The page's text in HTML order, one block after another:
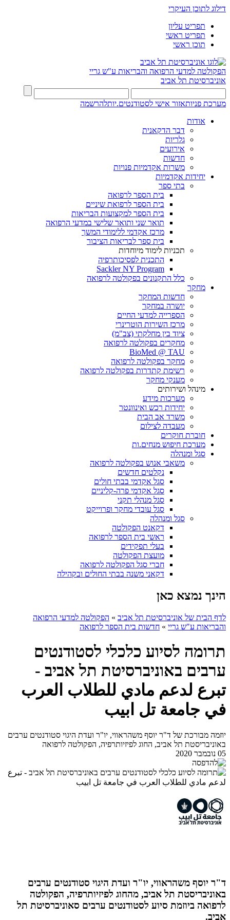
דילוג לתוכן העיקרי
תפריט עליון
תפריט ראשי
תוכן ראשי
הפקולטה למדעי הרפואה והבריאות ע"ש גריי
אוניברסיטת תל אביב
מערכת פניותאזור אישי לסטודנטים.יותלהרשמה
אודות
דבר הדקאנית
גלריות
אירועים
חדשות
משרות אקדמיות פנויות
יחידות אקדמיות
בתי ספר
בית הספר לרפואה
בית הספר לרפואת שיניים
בית הספר למקצועות הבריאות
תואר שני ותואר שלישי במדעי הרפואה
מרכז אקדמי ללימודי המשך
בית ספר לבריאות הציבור
תכניות לימוד מיוחדות
התכנית לפסיכותרפיה
Sackler NY Program
כלל התקנונים בפקולטה לרפואה
מחקר
חדשות המחקר
יושרה במחקר
הספרייה למדעי החיים
מרכז השירות הוטרינרי
ציוד בין מחלקתי (צב"מ)
מחקרים בפקולטה לרפואה
BioMed @ TAU
מחקר בפקולטה לרפואה
רשימת קתדרות בפקולטה לרפואה
מענקי מחקר
מינהל ושירותים
מערכות מידע
יחידות רכש ואינוונטר
משרד אב הבית
מעבדה לצילום
חוברת חוקרים
מערכת חיפוש מנחים.ות
סגל ומנהלה
משאבי אנוש בפקולטה לרפואה
נקלטים חדשים
סגל אקדמי בבתי חולים
סגל אקדמי פרה-קליניים
סגל מנהלי תקני
סגל עובדי מחקר ופרוייקט
סגל ומנהלה
דקאנט הפקולטה
ראשי בית הספר לרפואה
בעלי תפקידים
מועצת הפקולטה
חברי סגל הפקולטה לרפואה
דקאני משנה בבתי החולים ובקהילה
הינך נמצא כאן
לדף הבית של אוניברסיטת תל אביב » הפקולטה למדעי הרפואה
והבריאות ע"ש גריי » חדשות בית הספר לרפואה
תרומה לסיוע כלכלי לסטודנטים
ערבים באוניברסיטת תל אביב -
تبرع لدعم مادي للطلاب العرب
في جامعة تل ابيب
יוזמה מבורכת של ד"ר יוסף משהראווי, יו"ר ועדת היגוי סטודנטים ערבים
באוניבריסטת תל אביב, החוג לפיזיותרפיה, הפקולטה לרפואה
05 נובמבר 2020
ד"ר יוסף משהראווי, יו"ר ועדת היגוי סטודנטים ערבים
באוניבריסטת תל אביב, מהחוג לפיזיותרפיה, הפקולטה
לרפואה ביוזמת סיוע לסטודנטים ערבים סאוניברסיטת תל
אביב.